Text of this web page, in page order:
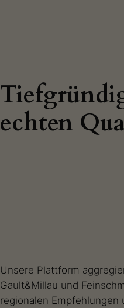
echten
Unsere Plattform
Gault&Millau und
regionalen